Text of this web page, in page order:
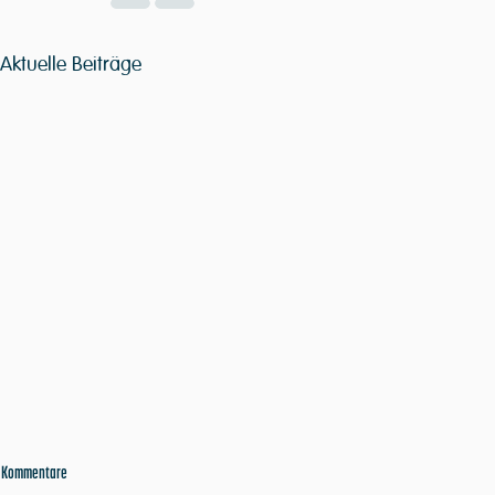
Aktuelle Beiträge
Kommentare